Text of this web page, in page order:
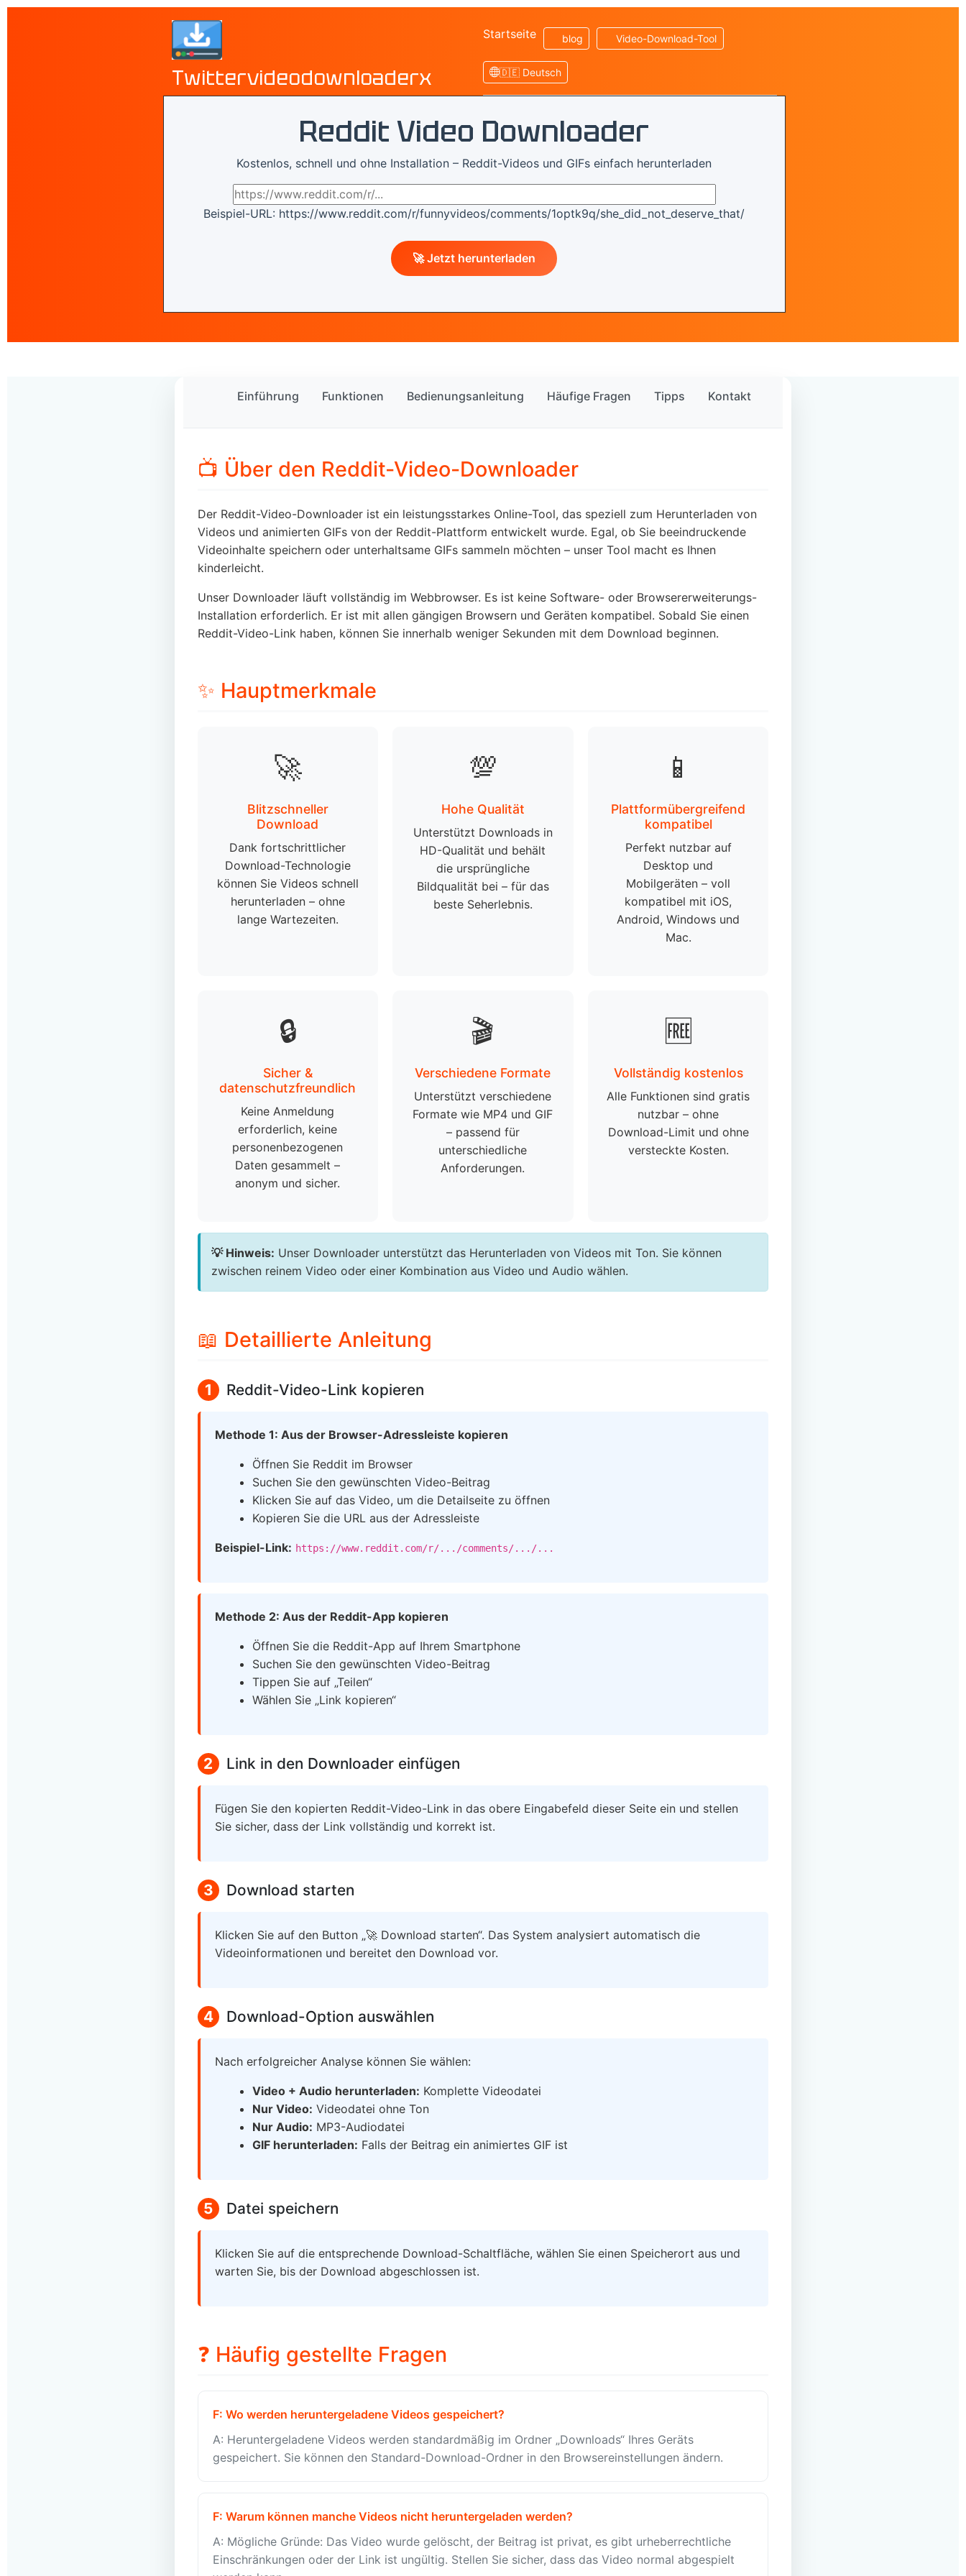
Twittervideodownloaderx
Startseite blog Video-Download-Tool
🇩🇪 Deutsch
Reddit Video Downloader
Kostenlos, schnell und ohne Installation – Reddit-Videos und GIFs einfach herunterladen
Beispiel-URL: https://www.reddit.com/r/funnyvideos/comments/1optk9q/she_did_not_deserve_that/
🚀 Jetzt herunterladen
Einführung Funktionen Bedienungsanleitung Häufige Fragen Tipps Kontakt
📺 Über den Reddit-Video-Downloader
Der Reddit-Video-Downloader ist ein leistungsstarkes Online-Tool, das speziell zum Herunterladen von
Videos und animierten GIFs von der Reddit-Plattform entwickelt wurde. Egal, ob Sie beeindruckende
Videoinhalte speichern oder unterhaltsame GIFs sammeln möchten – unser Tool macht es Ihnen
kinderleicht.
Unser Downloader läuft vollständig im Webbrowser. Es ist keine Software- oder Browsererweiterungs-
Installation erforderlich. Er ist mit allen gängigen Browsern und Geräten kompatibel. Sobald Sie einen
Reddit-Video-Link haben, können Sie innerhalb weniger Sekunden mit dem Download beginnen.
✨ Hauptmerkmale
🚀
Blitzschneller
Download
Dank fortschrittlicher
Download-Technologie
können Sie Videos schnell
herunterladen – ohne
lange Wartezeiten.
💯
Hohe Qualität
Unterstützt Downloads in
HD-Qualität und behält
die ursprüngliche
Bildqualität bei – für das
beste Seherlebnis.
📱
Plattformübergreifend
kompatibel
Perfekt nutzbar auf
Desktop und
Mobilgeräten – voll
kompatibel mit iOS,
Android, Windows und
Mac.
🔒
Sicher &
datenschutzfreundlich
Keine Anmeldung
erforderlich, keine
personenbezogenen
Daten gesammelt –
anonym und sicher.
🎬
Verschiedene Formate
Unterstützt verschiedene
Formate wie MP4 und GIF
– passend für
unterschiedliche
Anforderungen.
🆓
Vollständig kostenlos
Alle Funktionen sind gratis
nutzbar – ohne
Download-Limit und ohne
versteckte Kosten.
💡 Hinweis: Unser Downloader unterstützt das Herunterladen von Videos mit Ton. Sie können
zwischen reinem Video oder einer Kombination aus Video und Audio wählen.
📖 Detaillierte Anleitung
1 Reddit-Video-Link kopieren
Methode 1: Aus der Browser-Adressleiste kopieren
Öffnen Sie Reddit im Browser
Suchen Sie den gewünschten Video-Beitrag
Klicken Sie auf das Video, um die Detailseite zu öffnen
Kopieren Sie die URL aus der Adressleiste
Beispiel-Link: https://www.reddit.com/r/.../comments/.../...
Methode 2: Aus der Reddit-App kopieren
Öffnen Sie die Reddit-App auf Ihrem Smartphone
Suchen Sie den gewünschten Video-Beitrag
Tippen Sie auf „Teilen“
Wählen Sie „Link kopieren“
2 Link in den Downloader einfügen
Fügen Sie den kopierten Reddit-Video-Link in das obere Eingabefeld dieser Seite ein und stellen
Sie sicher, dass der Link vollständig und korrekt ist.
3 Download starten
Klicken Sie auf den Button „🚀 Download starten“. Das System analysiert automatisch die
Videoinformationen und bereitet den Download vor.
4 Download-Option auswählen
Nach erfolgreicher Analyse können Sie wählen:
Video + Audio herunterladen: Komplette Videodatei
Nur Video: Videodatei ohne Ton
Nur Audio: MP3-Audiodatei
GIF herunterladen: Falls der Beitrag ein animiertes GIF ist
5 Datei speichern
Klicken Sie auf die entsprechende Download-Schaltfläche, wählen Sie einen Speicherort aus und
warten Sie, bis der Download abgeschlossen ist.
❓ Häufig gestellte Fragen
F: Wo werden heruntergeladene Videos gespeichert?
A: Heruntergeladene Videos werden standardmäßig im Ordner „Downloads“ Ihres Geräts
gespeichert. Sie können den Standard-Download-Ordner in den Browsereinstellungen ändern.
F: Warum können manche Videos nicht heruntergeladen werden?
A: Mögliche Gründe: Das Video wurde gelöscht, der Beitrag ist privat, es gibt urheberrechtliche
Einschränkungen oder der Link ist ungültig. Stellen Sie sicher, dass das Video normal abgespielt